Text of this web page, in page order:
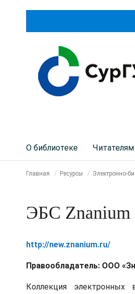
О библиотеке Читателям
Главная Ресурсы Электронно-
ЭБС Znanium
http://new.znanium.ru/
Правообладатель: ООО
Коллекция